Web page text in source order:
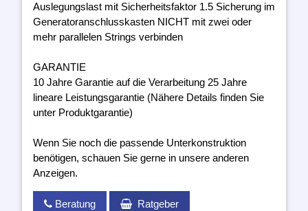
Auslegungslast mit Sicherheitsfaktor 1.5 Sicherung im
Generatoranschlusskasten NICHT mit zwei oder
mehr parallelen Strings verbinden
GARANTIE
10 Jahre Garantie auf die Verarbeitung 25 Jahre
lineare Leistungsgarantie (Nähere Details finden Sie
unter Produktgarantie)
Wenn Sie noch die passende Unterkonstruktion
benötigen, schauen Sie gerne in unsere anderen
Anzeigen.
Beratung Ratgeber